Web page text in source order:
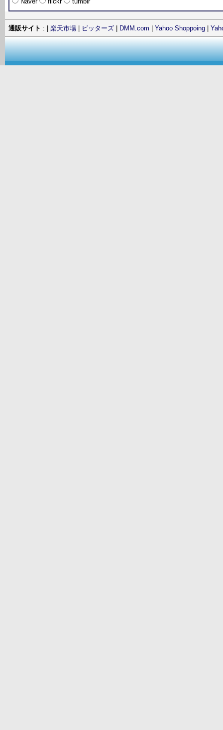
通販サイト : | 楽天市場 ビッターズ DMM.com Yahoo Shoppoing